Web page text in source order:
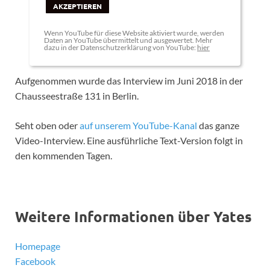
AKZEPTIEREN
Wenn YouTube für diese Website aktiviert wurde, werden
Daten an YouTube übermittelt und ausgewertet. Mehr
dazu in der Datenschutzerklärung von YouTube: hier
Aufgenommen wurde das Interview im Juni 2018 in der
Chausseestraße 131 in Berlin.
Seht oben oderauf unserem YouTube-Kanal das ganze
Video-Interview. Eine ausführliche Text-Version folgt in
den kommenden Tagen.
Weitere Informationen über Yates
Homepage
Facebook